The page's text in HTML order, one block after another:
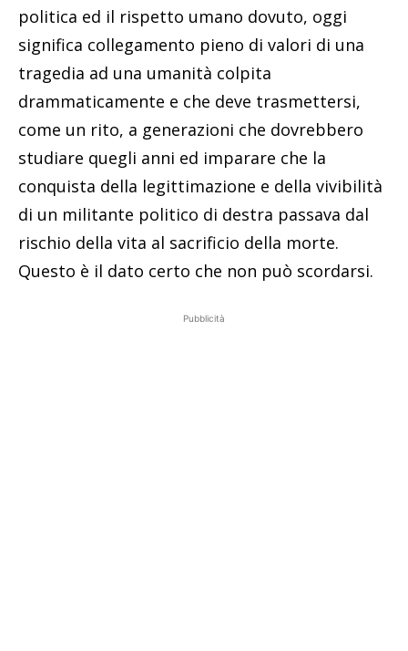
politica ed il rispetto umano dovuto, oggi
significa collegamento pieno di valori di una
tragedia ad una umanità colpita
drammaticamente e che deve trasmettersi,
come un rito, a generazioni che dovrebbero
studiare quegli anni ed imparare che la
conquista della legittimazione e della vivibilità
di un militante politico di destra passava dal
rischio della vita al sacrificio della morte.
Questo è il dato certo che non può scordarsi.
Pubblicità